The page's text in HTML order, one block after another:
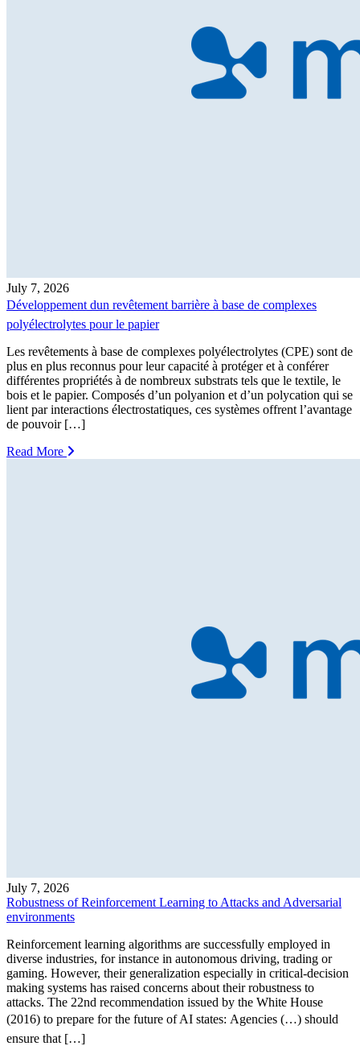
July 7, 2026
Développement dun revêtement barrière à base de complexes
polyélectrolytes pour le papier
Les revêtements à base de complexes polyélectrolytes (CPE) sont de
plus en plus reconnus pour leur capacité à protéger et à conférer
différentes propriétés à de nombreux substrats tels que le textile, le
bois et le papier. Composés d’un polyanion et d’un polycation qui se
lient par interactions électrostatiques, ces systèmes offrent l’avantage
de pouvoir […]
Read More
July 7, 2026
Robustness of Reinforcement Learning to Attacks and Adversarial
environments
Reinforcement learning algorithms are successfully employed in
diverse industries, for instance in autonomous driving, trading or
gaming. However, their generalization especially in critical-decision
making systems has raised concerns about their robustness to
attacks. The 22nd recommendation issued by the White House
(2016) to prepare for the future of AI states: Agencies (…) should
ensure that […]